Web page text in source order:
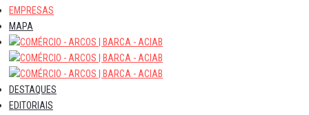
EMPRESAS
MAPA
DESTAQUES
EDITORIAIS